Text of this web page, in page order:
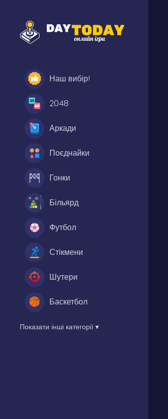
Наш вибір!
2048
Аркади
Поєднайки
Гонки
Більярд
Футбол
Стікмени
Шутери
Баскетбол
Показати інші категорії ▾